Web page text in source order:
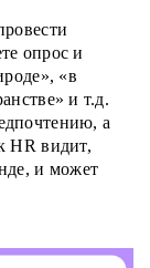
опрос и
«в
и т.д.
а
HR видит,
и может